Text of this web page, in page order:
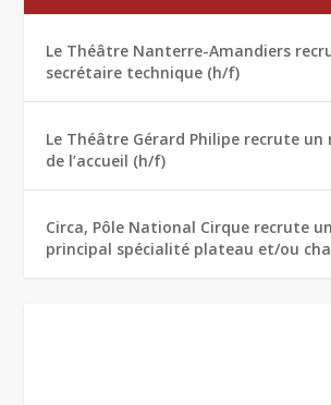
Le Théâtre Nanterre-Amandiers
secrétaire technique (h/f)
Le Théâtre Gérard Philipe recrute un
de l’accueil (h/f)
Circa, Pôle National Cirque recrute
principal spécialité plateau et/ou